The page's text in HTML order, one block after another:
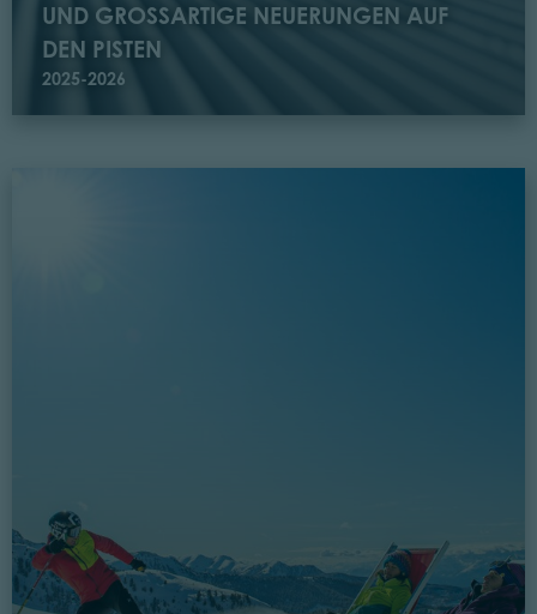
ND GROSSARTIGE NEUERUNGEN AUF DE
N PISTEN
2025-2026